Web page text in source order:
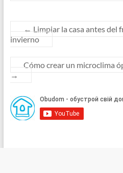
← Limpiar la casa antes del
invierno
Cómo crear un microclima
→